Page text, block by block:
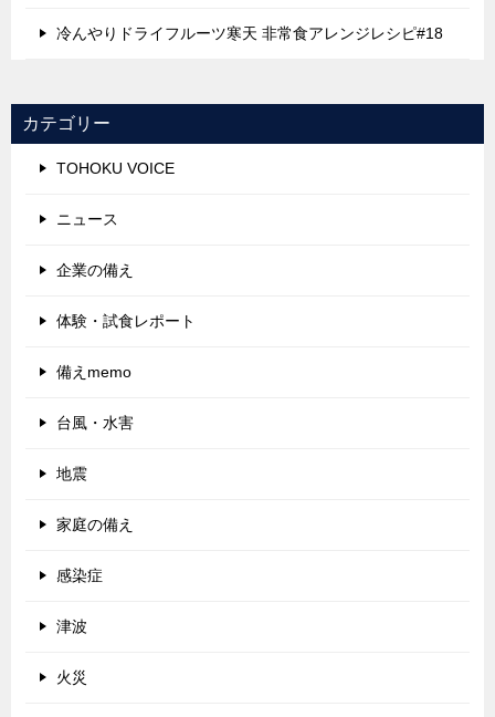
冷んやりドライフルーツ寒天 非常食アレンジレシピ#18
カテゴリー
TOHOKU VOICE
ニュース
企業の備え
体験・試食レポート
備えmemo
台風・水害
地震
家庭の備え
感染症
津波
火災